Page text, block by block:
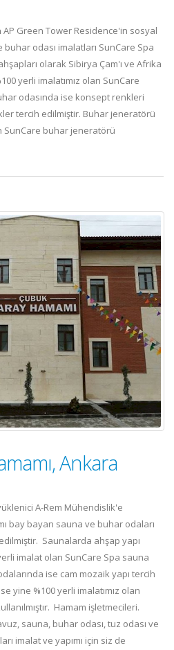
Green Tower Residence'in sosyal
odası imalatları SunCare Spa
olarak Sibirya Çam'ı ve Afrika
yerli imalatımız olan SunCare
odasında ise konsept renkleri
tercih edilmiştir. Buhar jeneratörü
SunCare buhar jeneratörü
Ankara
A-Rem Mühendislik'e
bay bayan sauna ve buhar odaları
Saunalarda ahşap yapı
imalat olan SunCare Spa sauna
ise cam mozaik yapı tercih
yine %100 yerli imalatımız olan
Hamam işletmecileri.
sauna, buhar odası, tuz odası ve
imalat ve yapımı için siz de